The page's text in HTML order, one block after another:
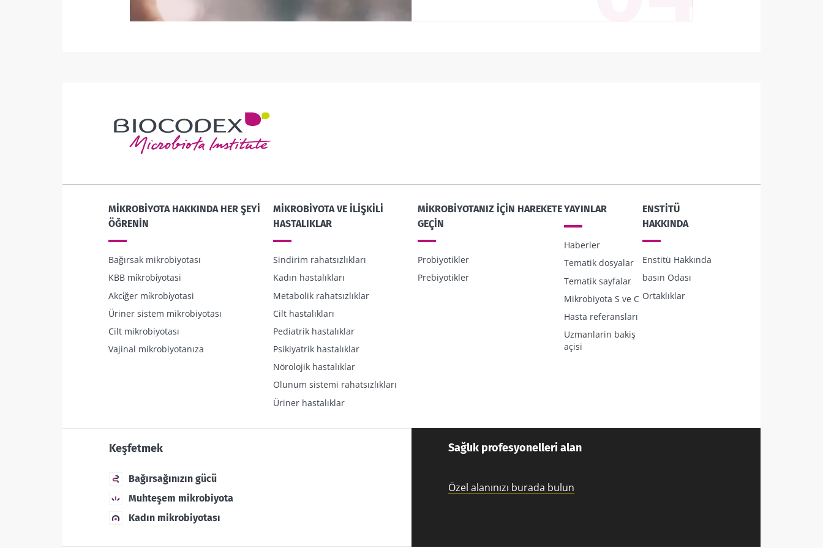
MIKROBIYOTA HAKKINDA HER ŞEYI
ÖĞRENIN
Bağırsak mikrobiyotası
KBB mi̇krobi̇yotasi
Akci̇ğer mi̇krobi̇yotasi
Üriner sistem mikrobiyotası
Cilt mikrobiyotası
Vajinal mikrobiyotanıza
MIKROBIYOTA VE ILIŞKILI
HASTALIKLAR
Sindirim rahatsızlıkları
Kadın hastalıkları
Metabolik rahatsızlıklar
Cilt hastalıkları
Pediatrik hastalıklar
Psikiyatrik hastalıklar
Nörolojik hastalıklar
Olunum sistemi rahatsızlıkları
Üriner hastalıklar
MIKROBIYOTANIZ IÇIN HAREKETE
GEÇIN
Probiyotikler
Prebiyotikler
YAYINLAR
Haberler
Tematik dosyalar
Tematik sayfalar
Mikrobiyota S ve C
Hasta referansları
Uzmanlarin bakiş
açisi
ENSTITÜ
HAKKINDA
Enstitü Hakkında
basın Odası
Ortaklıklar
Keşfetmek
Bağırsağınızın gücü
Muhteşem mikrobiyota
Kadın mikrobiyotası
Sağlık profesyonelleri alan
Özel alanınızı burada bulun